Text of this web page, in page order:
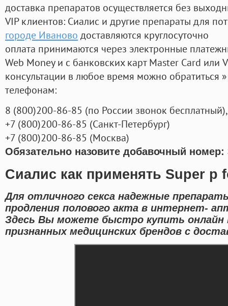
доставка препаратов осуществляется без
VIP клиентов: Сиалис и другие препараты для
городе Иваново доставляются круглосуточно
оплата принимаются через электронные
Web Money и с банковских карт Master Card или
консультации в любое время можно обратиться
телефонам:
8 (800)200-86-85 (по России звонок бесплатный),
+7 (800)200-86-85 (Санкт-Петербург)
+7 (800)200-86-85 (Москва)
Обязательно назовите добавочный номер:
Сиалис как применять Super p
Для отличного секса надежные
продления полового акта в интернет-
Здесь Вы можете быстро купить онлайн
признанных медицинских брендов с